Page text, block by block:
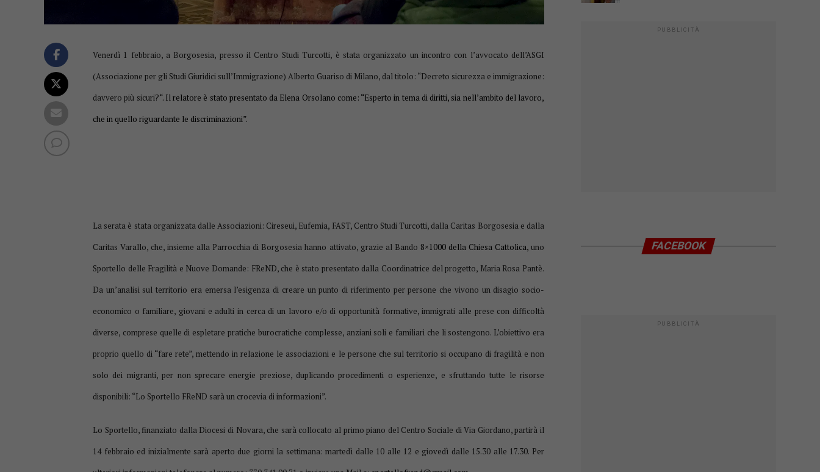
Venerdì 1 febbraio, a Borgosesia, presso il Centro Studi Turcotti, è stata organizzato un incontro con l’avvocato dell’ASGI
(Associazione per gli Studi Giuridici sull’Immigrazione) Alberto Guariso di Milano, dal titolo: “Decreto sicurezza e immigrazione:
davvero più sicuri?“. Il relatore è stato presentato da Elena Orsolano come: “Esperto in tema di diritti, sia nell’ambito del lavoro,
che in quello riguardante le discriminazioni”.
La serata è stata organizzata dalle Associazioni: Cireseui, Eufemia, FAST, Centro Studi Turcotti, dalla Caritas Borgosesia e dalla
Caritas Varallo, che, insieme alla Parrocchia di Borgosesia hanno attivato, grazie al Bando 8×1000 della Chiesa Cattolica,uno
Sportello delle Fragilità e Nuove Domande: FReND, che è stato presentato dalla Coordinatrice del progetto, Maria Rosa Pantè.
Da un’analisi sul territorio era emersa l’esigenza di creare un punto di riferimento per persone che vivono un disagio socio-
economico o familiare, giovani e adulti in cerca di un lavoro e/o di opportunità formative, immigrati alle prese con difficoltà
diverse, comprese quelle di espletare pratiche burocratiche complesse, anziani soli e familiari che li sostengono. L’obiettivo era
proprio quello di “fare rete”, mettendo in relazione le associazioni e le persone che sul territorio si occupano di fragilità e non
solo dei migranti, per non sprecare energie preziose, duplicando procedimenti o esperienze, e sfruttando tutte le risorse
disponibili: “Lo Sportello FReND sarà un crocevia di informazioni”.
Lo Sportello, finanziato dalla Diocesi di Novara, che sarà collocato al primo piano del Centro Sociale di Via Giordano, partirà il
14 febbraio ed inizialmente sarà aperto due giorni la settimana: martedì dalle 10 alle 12 e giovedì dalle 15.30 alle 17.30. Per
PUBBLICITÀ
FACEBOOK
PUBBLICITÀ